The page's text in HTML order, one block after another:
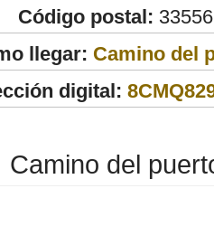
Código postal: 33556
llegar: Camino del
digital:
Camino del